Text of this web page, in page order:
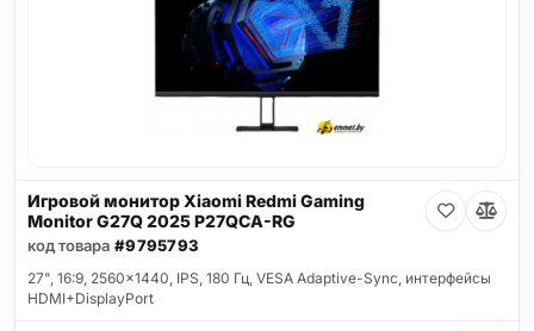
Игровой монитор Xiaomi Redmi Gaming
Monitor G27Q 2025 P27QCA-RG
код товара #9795793
27", 16:9, 2560x1440, IPS, 180 Гц, VESA Adaptive-Sync, интерфейсы
HDMI+DisplayPort